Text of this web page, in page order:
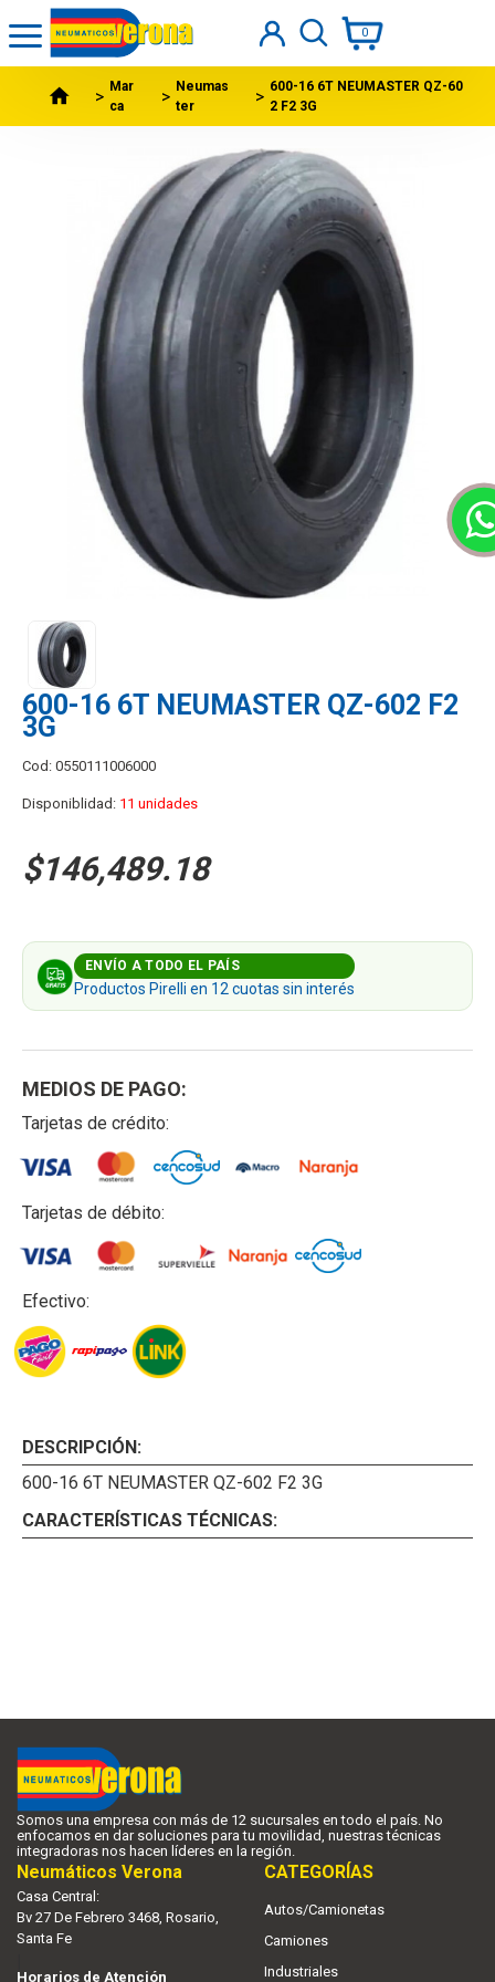
0
Mar
ca
Neumas
ter
600-16 6T NEUMASTER QZ-60
2 F2 3G
600-16 6T NEUMASTER QZ-602 F2
3G
Cod: 0550111006000
Disponiblidad: 11 unidades
$146,489.18
ENVÍO A TODO EL PAÍS
Productos Pirelli en 12 cuotas sin interés
MEDIOS DE PAGO:
Tarjetas de crédito:
Tarjetas de débito:
Efectivo:
DESCRIPCIÓN:
600-16 6T NEUMASTER QZ-602 F2 3G
CARACTERÍSTICAS TÉCNICAS:
Somos una empresa con más de 12 sucursales en todo el país. No
enfocamos en dar soluciones para tu movilidad, nuestras técnicas
integradoras nos hacen líderes en la región.
Neumáticos Verona
Casa Central:
Bv 27 De Febrero 3468, Rosario,
Santa Fe
Horarios de Atención
CATEGORÍAS
Autos/Camionetas
Camiones
Industriales